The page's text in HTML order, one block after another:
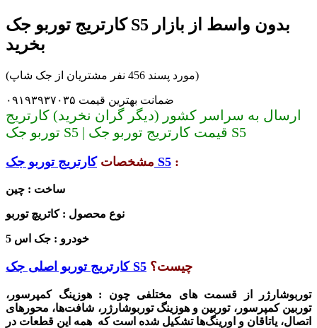
کارتریج توربو جک S5 بدون واسط از بازار
بخرید
(مورد پسند 456 نفر مشتریان از جک شاپ)
ضمانت بهترین قیمت ۰۹۱۹۳۹۳۷۰۳۵
ارسال به سراسر کشور (دیگر گران نخرید) کارتریج
توربو جک S5 | قیمت کارتریج توربو جک S5
مشخصات کارتریج توربو جک S5 :
ساخت : چین
نوع محصول : کاتریچ توربو
خودرو : جک اس 5
کارتریج توربو اصلی جک S5 چیست؟
توربوشارژر از قسمت های مختلفی چون : هوزینگ کمپرسور،
توربین کمپرسور، توربین و هوزینگ توربوشارژر، شافت‌ها، محورهای
اتصال، یاتاقان و اورینگ‌ها تشکیل شده است که همه این قطعات در